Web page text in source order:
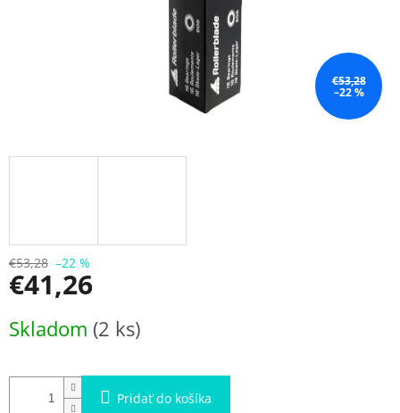
€53,28
–22 %
€53,28 –22 %
€41,26
cena:
Skladom (2 ks)
Pridať do košíka